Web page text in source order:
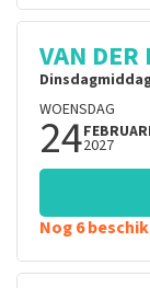
VAN DER
WOENSDAG
24FEBRUARI
2027
Nog 6